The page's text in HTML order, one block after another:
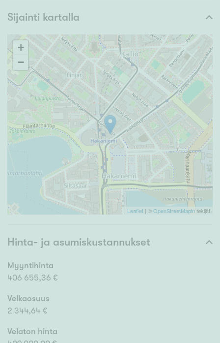
Sijainti kartalla
+
−
Leaflet | ©OpenStreetMapintekijät
Hinta- ja asumiskustannukset
Myyntihinta
406 655,36 €
Velkaosuus
2 344,64 €
Velaton hinta